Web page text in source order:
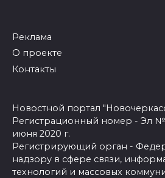
Реклама
О проекте
Контакты
Новостной портал
Регистрационный номер - Эл №
июня 2020 г.
Регистрирующий орган -
надзору в сфере связи,
технологий и массовых